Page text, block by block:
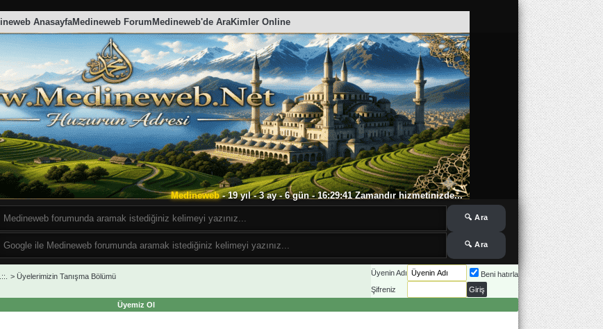
AnasayfaMedineweb Forum Medineweb'de AraKimler Online
Medineweb- 19 yıl - 3 ay - 6 gün - 16:29:42 Zamandır hizmetinizde...
> Üyelerimizin Tanışma Bölümü Üyenin Adı
Beni hatırla
Şifreniz
Üyemiz Ol